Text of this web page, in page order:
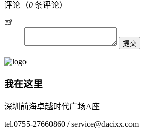
评论（0 条评论）
我在这里
深圳前海卓越时代广场A座
tel.0755-27660860 / service@dacixx.com